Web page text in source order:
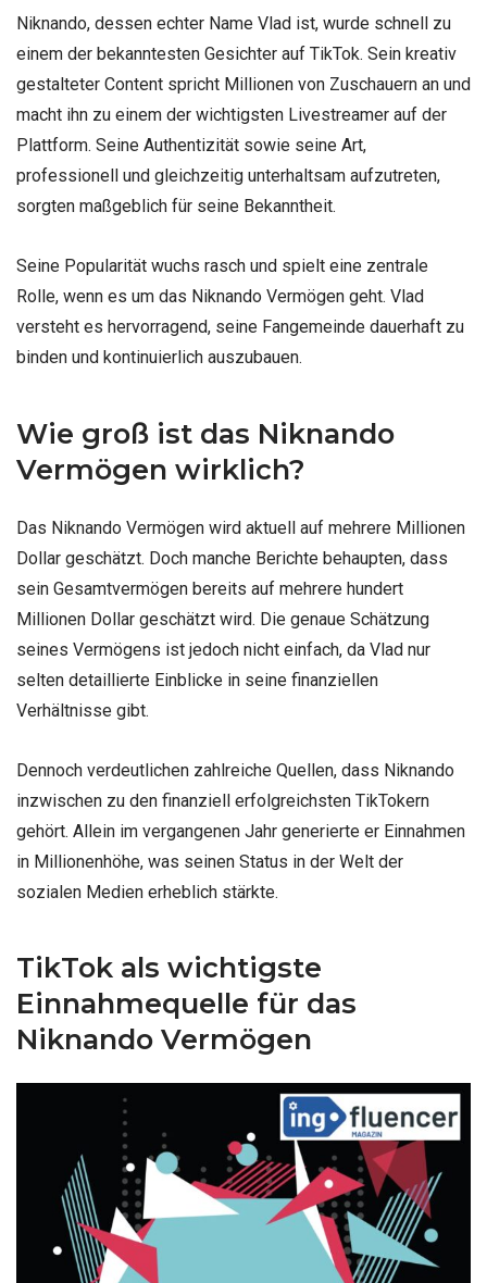
Niknando, dessen echter Name Vlad ist, wurde schnell zu
einem der bekanntesten Gesichter auf TikTok. Sein kreativ
gestalteter Content spricht Millionen von Zuschauern an und
macht ihn zu einem der wichtigsten Livestreamer auf der
Plattform. Seine Authentizität sowie seine Art,
professionell und gleichzeitig unterhaltsam aufzutreten,
sorgten maßgeblich für seine Bekanntheit.
Seine Popularität wuchs rasch und spielt eine zentrale
Rolle, wenn es um das Niknando Vermögen geht. Vlad
versteht es hervorragend, seine Fangemeinde dauerhaft zu
binden und kontinuierlich auszubauen.
Wie groß ist das Niknando
Vermögen wirklich?
Das Niknando Vermögen wird aktuell auf mehrere Millionen
Dollar geschätzt. Doch manche Berichte behaupten, dass
sein Gesamtvermögen bereits auf mehrere hundert
Millionen Dollar geschätzt wird. Die genaue Schätzung
seines Vermögens ist jedoch nicht einfach, da Vlad nur
selten detaillierte Einblicke in seine finanziellen
Verhältnisse gibt.
Dennoch verdeutlichen zahlreiche Quellen, dass Niknando
inzwischen zu den finanziell erfolgreichsten TikTokern
gehört. Allein im vergangenen Jahr generierte er Einnahmen
in Millionenhöhe, was seinen Status in der Welt der
sozialen Medien erheblich stärkte.
TikTok als wichtigste
Einnahmequelle für das
Niknando Vermögen